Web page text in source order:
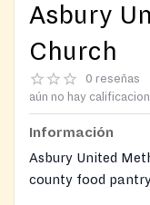
Asbury
Church
0 reseñas
aún no hay
Información
Asbury United
county food